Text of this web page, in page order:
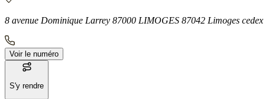
8 avenue Dominique Larrey 87000 LIMOGES 87042 Limoges cedex
Voir le numéro
S'y rendre